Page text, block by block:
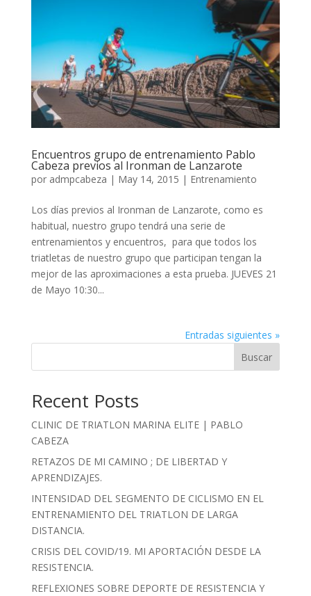
Encuentros grupo de entrenamiento Pablo
Cabeza previos al Ironman de Lanzarote
por admpcabeza | May 14, 2015 | Entrenamiento
Los días previos al Ironman de Lanzarote, como es
habitual, nuestro grupo tendrá una serie de
entrenamientos y encuentros, para que todos los
triatletas de nuestro grupo que participan tengan la
mejor de las aproximaciones a esta prueba. JUEVES 21
de Mayo 10:30...
Entradas siguientes »
Buscar
Recent Posts
CLINIC DE TRIATLON MARINA ELITE | PABLO
CABEZA
RETAZOS DE MI CAMINO ; DE LIBERTAD Y
APRENDIZAJES.
INTENSIDAD DEL SEGMENTO DE CICLISMO EN EL
ENTRENAMIENTO DEL TRIATLON DE LARGA
DISTANCIA.
CRISIS DEL COVID/19. MI APORTACIÓN DESDE LA
RESISTENCIA.
REFLEXIONES SOBRE DEPORTE DE RESISTENCIA Y